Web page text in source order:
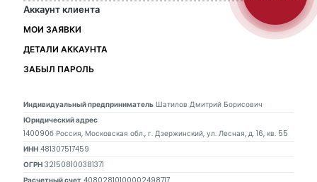
Аккаунт клиента
МОИ ЗАЯВКИ
ДЕТАЛИ АККАУНТА
ЗАБЫЛ ПАРОЛЬ
Индивидуальный предприниматель Шатилов Дмитрий Борисович
Юридический адрес
140090б Россия, Московская обл., г. Дзержинский, ул. Лесная, д. 16, кв. 55
ИНН 481307517459
ОГРН 321508100381371